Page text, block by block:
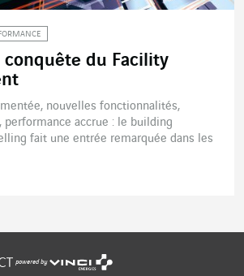
conquête du Facility
nouvelles fonctionnalités,
performance accrue : le building
fait une entrée remarquée dans les
powered by